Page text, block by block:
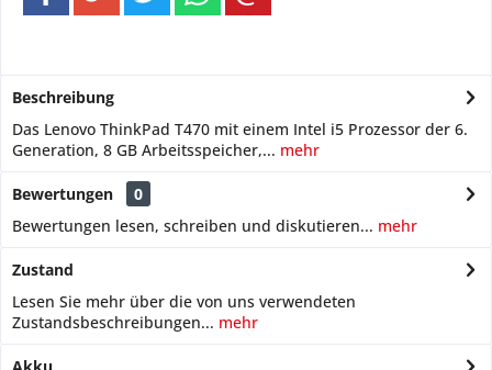
Beschreibung
Das Lenovo ThinkPad T470 mit einem Intel i5 Prozessor der 6.
Generation, 8 GB Arbeitsspeicher,... mehr
Bewertungen
0
Bewertungen lesen, schreiben und diskutieren... mehr
Zustand
Lesen Sie mehr über die von uns verwendeten
Zustandsbeschreibungen... mehr